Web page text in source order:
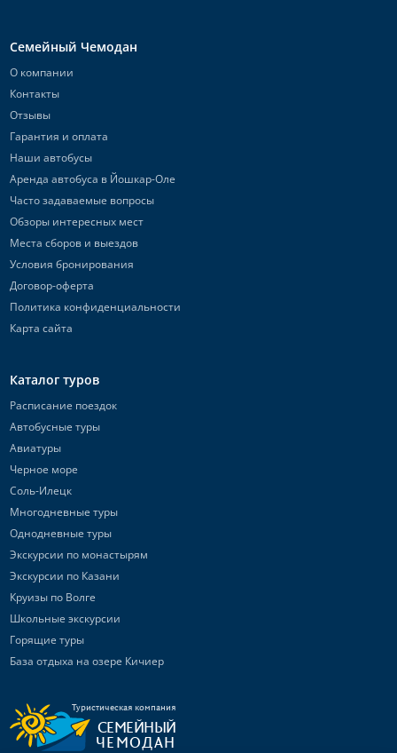
Семейный Чемодан
О компании
Контакты
Отзывы
Гарантия и оплата
Наши автобусы
Аренда автобуса в Йошкар-Оле
Часто задаваемые вопросы
Обзоры интересных мест
Места сборов и выездов
Условия бронирования
Договор-оферта
Политика конфиденциальности
Карта сайта
Каталог туров
Расписание поездок
Автобусные туры
Авиатуры
Черное море
Соль-Илецк
Многодневные туры
Однодневные туры
Экскурсии по монастырям
Экскурсии по Казани
Круизы по Волге
Школьные экскурсии
Горящие туры
База отдыха на озере Кичиер
Туристическая компания
СЕМЕЙНЫЙ
ЧЕМОДАН